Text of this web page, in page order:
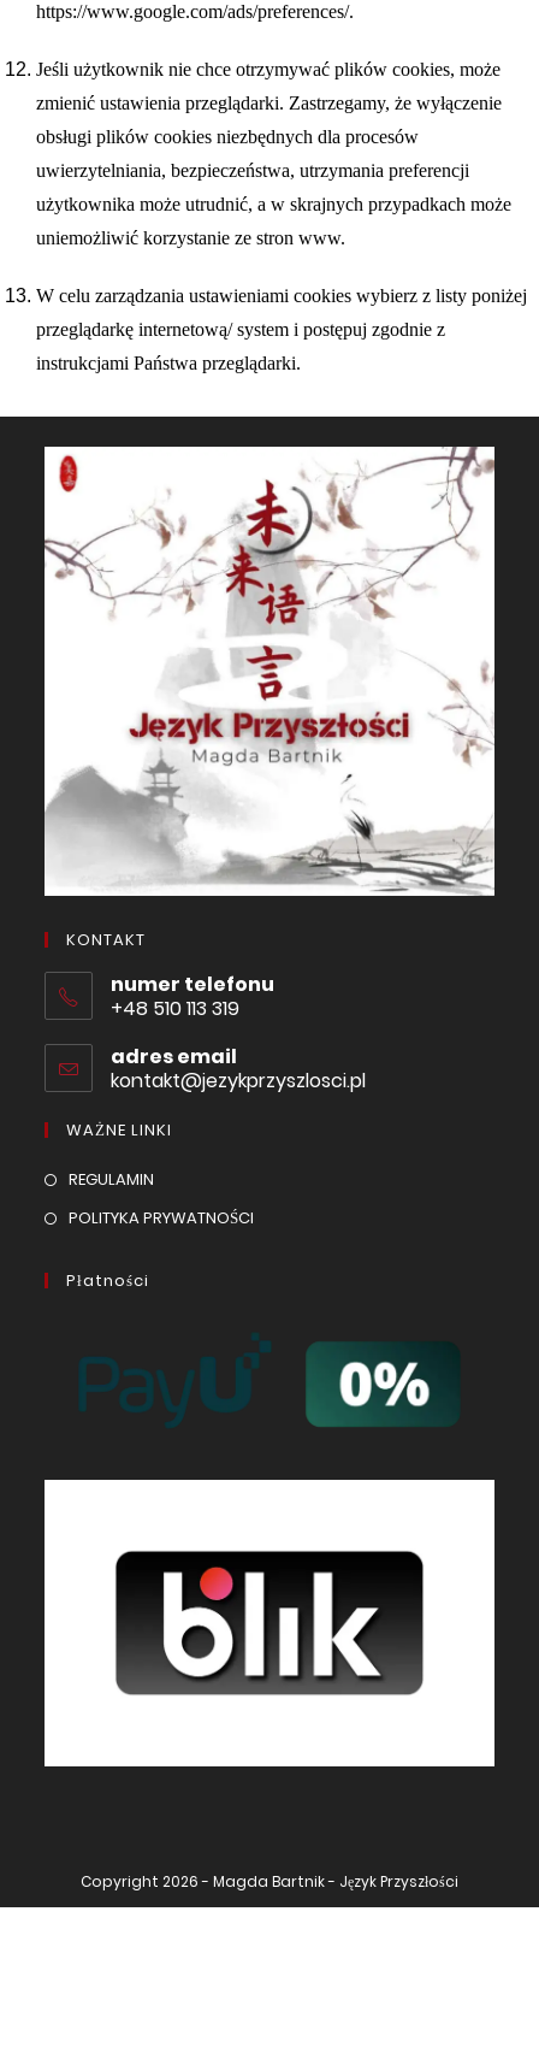
https://www.google.com/ads/preferences/.
Jeśli użytkownik nie chce otrzymywać plików cookies, może
zmienić ustawienia przeglądarki. Zastrzegamy, że wyłączenie
obsługi plików cookies niezbędnych dla procesów
uwierzytelniania, bezpieczeństwa, utrzymania preferencji
użytkownika może utrudnić, a w skrajnych przypadkach może
uniemożliwić korzystanie ze stron www.
W celu zarządzania ustawieniami cookies wybierz z listy poniżej
przeglądarkę internetową/ system i postępuj zgodnie z
instrukcjami Państwa przeglądarki.
KONTAKT
numer telefonu
+48 510 113 319
adres email
kontakt@jezykprzyszlosci.pl
WAŻNE LINKI
REGULAMIN
POLITYKA PRYWATNOŚCI
Płatności
Copyright 2026 - Magda Bartnik - Język Przyszłości